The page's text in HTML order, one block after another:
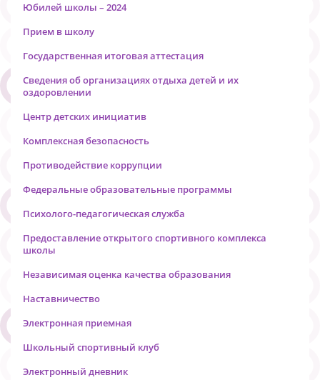
Юбилей школы – 2024
Прием в школу
Государственная итоговая аттестация
Сведения об организациях отдыха детей и их
оздоровлении
Центр детских инициатив
Комплексная безопасность
Противодействие коррупции
Федеральные образовательные программы
Психолого-педагогическая служба
Предоставление открытого спортивного комплекса
школы
Независимая оценка качества образования
Наставничество
Электронная приемная
Школьный спортивный клуб
Электронный дневник